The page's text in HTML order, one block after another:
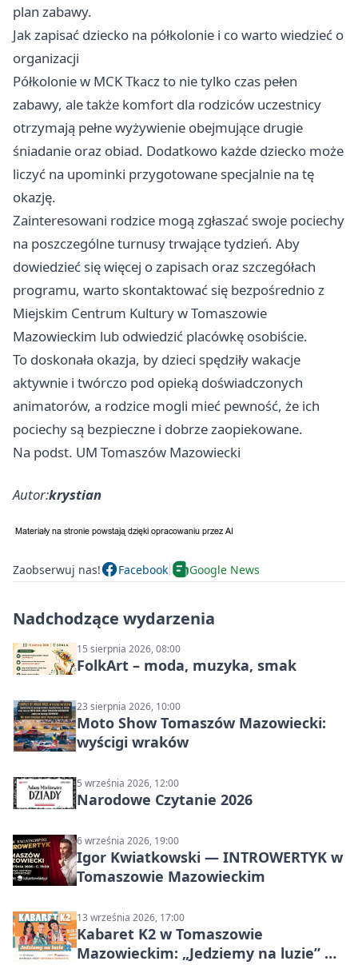
plan zabawy.
Jak zapisać dziecko na półkolonie i co warto wiedzieć o
organizacji
Półkolonie w MCK Tkacz to nie tylko czas pełen
zabawy, ale także komfort dla rodziców uczestnicy
otrzymają pełne wyżywienie obejmujące drugie
śniadanie oraz obiad. Dodatkowo każde dziecko może
liczyć na upominki przygotowane specjalnie na tę
okazję.
Zainteresowani rodzice mogą zgłaszać swoje pociechy
na poszczególne turnusy trwające tydzień. Aby
dowiedzieć się więcej o zapisach oraz szczegółach
programu, warto skontaktować się bezpośrednio z
Miejskim Centrum Kultury w Tomaszowie
Mazowieckim lub odwiedzić placówkę osobiście.
To doskonała okazja, by dzieci spędziły wakacje
aktywnie i twórczo pod opieką doświadczonych
animatorów, a rodzice mogli mieć pewność, że ich
pociechy są bezpieczne i dobrze zaopiekowane.
Na podst. UM Tomaszów Mazowiecki
Autor:krystian
Zaobserwuj nas! Facebook Google News
Nadchodzące wydarzenia
15 sierpnia 2026, 08:00
FolkArt – moda, muzyka, smak
23 sierpnia 2026, 10:00
Moto Show Tomaszów Mazowiecki:
wyścigi wraków
5 września 2026, 12:00
Narodowe Czytanie 2026
6 września 2026, 19:00
Igor Kwiatkowski — INTROWERTYK w
Tomaszowie Mazowieckim
13 września 2026, 17:00
Kabaret K2 w Tomaszowie
Mazowieckim: „Jedziemy na luzie” w